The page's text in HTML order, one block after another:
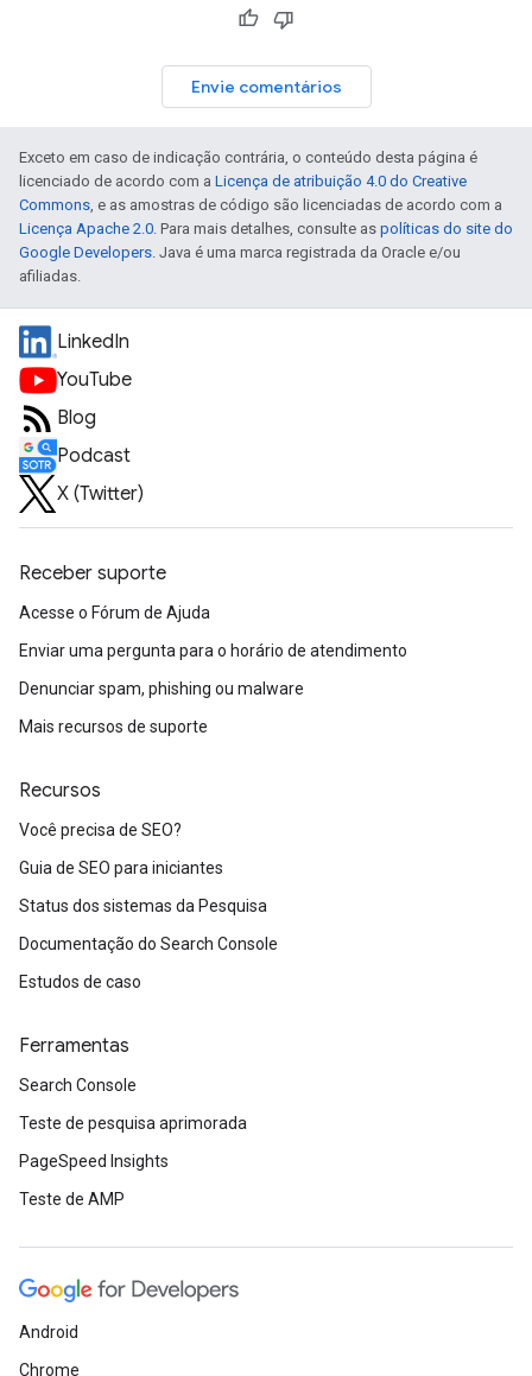
Envie comentários
Exceto em caso de indicação contrária, o conteúdo desta página é
licenciado de acordo com a Licença de atribuição 4.0 do Creative
Commons, e as amostras de código são licenciadas de acordo com a
Licença Apache 2.0. Para mais detalhes, consulte as políticas do site do
Google Developers. Java é uma marca registrada da Oracle e/ou
afiliadas.
LinkedIn
YouTube
Blog
Podcast
X (Twitter)
Receber suporte
Acesse o Fórum de Ajuda
Enviar uma pergunta para o horário de atendimento
Denunciar spam, phishing ou malware
Mais recursos de suporte
Recursos
Você precisa de SEO?
Guia de SEO para iniciantes
Status dos sistemas da Pesquisa
Documentação do Search Console
Estudos de caso
Ferramentas
Search Console
Teste de pesquisa aprimorada
PageSpeed Insights
Teste de AMP
Android
Chrome